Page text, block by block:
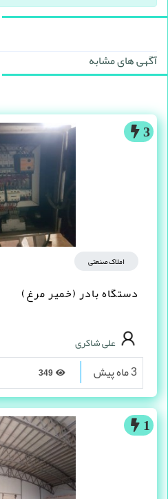
آگهی های مشابه
3
املاک صنعتی
دستگاه بادر (خمیر مرغ)
علی شاکری
3 ماه پیش
1